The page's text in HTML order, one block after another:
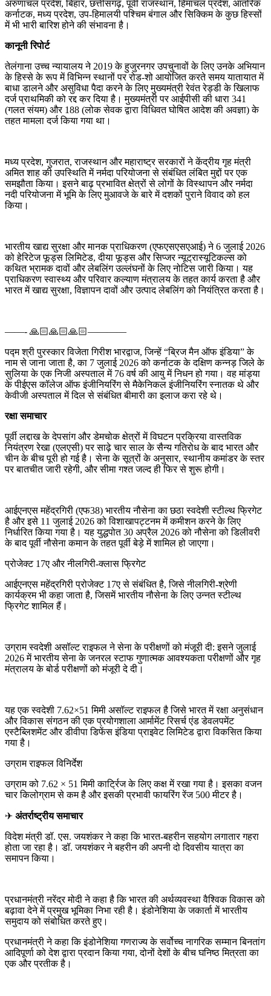
अरुणाचल प्रदेश, बिहार, छत्तीसगढ़, पूर्वी राजस्थान, हिमाचल प्रदेश, आंतरिक
कर्नाटक, मध्य प्रदेश, उप-हिमालयी पश्चिम बंगाल और सिक्किम के कुछ हिस्सों
में भी भारी बारिश होने की संभावना है।
कानूनी रिपोर्ट
तेलंगाना उच्च न्यायालय ने 2019 के हुजुरनगर उपचुनावों के लिए उनके अभियान
के हिस्से के रूप में विभिन्न स्थानों पर रोड-शो आयोजित करते समय यातायात में
बाधा डालने और असुविधा पैदा करने के लिए मुख्यमंत्री रेवंत रेड्डी के खिलाफ
दर्ज प्राथमिकी को रद्द कर दिया है। मुख्यमंत्री पर आईपीसी की धारा 341
(गलत संयम) और 188 (लोक सेवक द्वारा विधिवत घोषित आदेश की अवज्ञा) के
तहत मामला दर्ज किया गया था।
मध्य प्रदेश, गुजरात, राजस्थान और महाराष्ट्र सरकारों ने केंद्रीय गृह मंत्री
अमित शाह की उपस्थिति में नर्मदा परियोजना से संबंधित लंबित मुद्दों पर एक
समझौता किया। इसने बाढ़ प्रभावित क्षेत्रों से लोगों के विस्थापन और नर्मदा
नदी परियोजना में भूमि के लिए मुआवजे के बारे में दशकों पुराने विवाद को हल
किया।
भारतीय खाद्य सुरक्षा और मानक प्राधिकरण (एफएसएसएआई) ने 6 जुलाई 2026
को हेरिटेज फूड्स लिमिटेड, दीया फूड्स और सिप्जर न्यूट्रास्यूटिकल्स को
कथित भ्रामक दावों और लेबलिंग उल्लंघनों के लिए नोटिस जारी किया। यह
प्राधिकरण स्वास्थ्य और परिवार कल्याण मंत्रालय के तहत कार्य करता है और
भारत में खाद्य सुरक्षा, विज्ञापन दावों और उत्पाद लेबलिंग को नियंत्रित करता है।
——- 🙏🏻🙏🏻🙏🏻————
पद्म श्री पुरस्कार विजेता गिरीश भारद्वाज, जिन्हें “ब्रिज मैन ऑफ इंडिया” के
नाम से जाना जाता है, का 7 जुलाई 2026 को कर्नाटक के दक्षिण कन्नड़ जिले के
सुलिया के एक निजी अस्पताल में 76 वर्ष की आयु में निधन हो गया। वह मांड्या
के पीईएस कॉलेज ऑफ इंजीनियरिंग से मैकेनिकल इंजीनियरिंग स्नातक थे और
केवीजी अस्पताल में दिल से संबंधित बीमारी का इलाज करा रहे थे।
रक्षा समाचार
पूर्वी लद्दाख के देपसांग और डेमचोक क्षेत्रों में विघटन प्रक्रिया वास्तविक
नियंत्रण रेखा (एलएसी) पर साढ़े चार साल के सैन्य गतिरोध के बाद भारत और
चीन के बीच पूरी हो गई है। सेना के सूत्रों के अनुसार, स्थानीय कमांडर के स्तर
पर बातचीत जारी रहेगी, और सीमा गश्त जल्द ही फिर से शुरू होगी।
आईएनएस महेंद्रगिरी (एफ38) भारतीय नौसेना का छठा स्वदेशी स्टील्थ फ्रिगेट
है और इसे 11 जुलाई 2026 को विशाखापट्टनम में कमीशन करने के लिए
निर्धारित किया गया है। यह युद्धपोत 30 अप्रैल 2026 को नौसेना को डिलीवरी
के बाद पूर्वी नौसेना कमान के तहत पूर्वी बेड़े में शामिल हो जाएगा।
प्रोजेक्ट 17ए और नीलगिरी-क्लास फ्रिगेट
आईएनएस महेंद्रगिरी प्रोजेक्ट 17ए से संबंधित है, जिसे नीलगिरी-श्रेणी
कार्यक्रम भी कहा जाता है, जिसमें भारतीय नौसेना के लिए उन्नत स्टील्थ
फ्रिगेट शामिल हैं।
उग्राम स्वदेशी असॉल्ट राइफल ने सेना के परीक्षणों को मंजूरी दी: इसने जुलाई
2026 में भारतीय सेना के जनरल स्टाफ गुणात्मक आवश्यकता परीक्षणों और गृह
मंत्रालय के बोर्ड परीक्षणों को मंजूरी दे दी।
यह एक स्वदेशी 7.62×51 मिमी असॉल्ट राइफल है जिसे भारत में रक्षा अनुसंधान
और विकास संगठन की एक प्रयोगशाला आर्मामेंट रिसर्च एंड डेवलपमेंट
एस्टैब्लिशमेंट और डीवीपा डिफेंस इंडिया प्राइवेट लिमिटेड द्वारा विकसित किया
गया है।
उग्राम राइफल विनिर्देश
उग्राम को 7.62 × 51 मिमी कार्ट्रिज के लिए कक्ष में रखा गया है। इसका वजन
चार किलोग्राम से कम है और इसकी प्रभावी फायरिंग रेंज 500 मीटर है।
✈ अंतर्राष्ट्रीय समाचार
विदेश मंत्री डॉ. एस. जयशंकर ने कहा कि भारत-बहरीन सहयोग लगातार गहरा
होता जा रहा है। डॉ. जयशंकर ने बहरीन की अपनी दो दिवसीय यात्रा का
समापन किया।
प्रधानमंत्री नरेंद्र मोदी ने कहा है कि भारत की अर्थव्यवस्था वैश्विक विकास को
बढ़ावा देने में प्रमुख भूमिका निभा रही है। इंडोनेशिया के जकार्ता में भारतीय
समुदाय को संबोधित करते हुए।
प्रधानमंत्री ने कहा कि इंडोनेशिया गणराज्य के सर्वोच्च नागरिक सम्मान बिनतांग
आदिपूर्णा को देश द्वारा प्रदान किया गया, दोनों देशों के बीच घनिष्ठ मित्रता का
एक और प्रतीक है।